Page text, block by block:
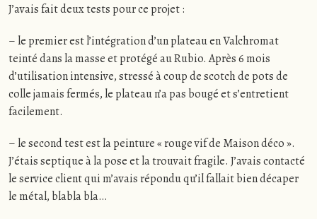
J’avais fait deux tests pour ce projet :
– le premier est l’intégration d’un plateau en Valchromat
teinté dans la masse et protégé au Rubio. Après 6 mois
d’utilisation intensive, stressé à coup de scotch de pots de
colle jamais fermés, le plateau n’a pas bougé et s’entretient
facilement.
– le second test est la peinture « rouge vif de Maison déco ».
J’étais septique à la pose et la trouvait fragile. J’avais contacté
le service client qui m’avais répondu qu’il fallait bien décaper
le métal, blabla bla…